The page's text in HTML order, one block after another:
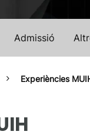
Admissió
Experiències